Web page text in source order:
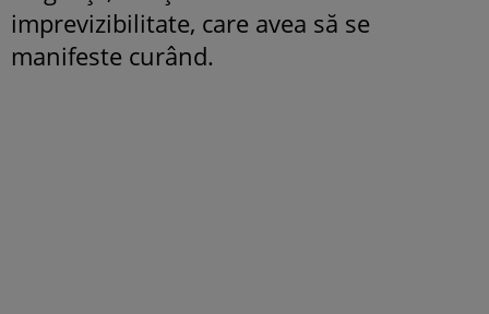
imprevizibilitate, care avea să se
manifeste curând.